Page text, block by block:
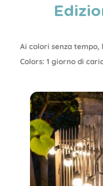
Ai colori senza
Colors: 1 giorno di